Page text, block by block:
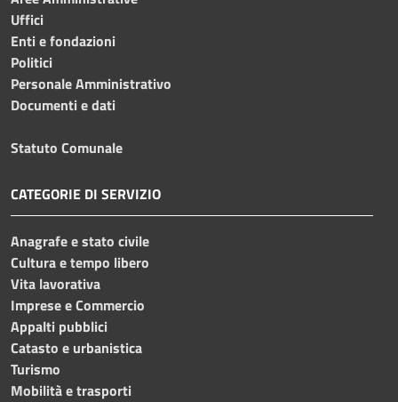
Uffici
Enti e fondazioni
Politici
Personale Amministrativo
Documenti e dati
Statuto Comunale
CATEGORIE DI SERVIZIO
Anagrafe e stato civile
Cultura e tempo libero
Vita lavorativa
Imprese e Commercio
Appalti pubblici
Catasto e urbanistica
Turismo
Mobilità e trasporti